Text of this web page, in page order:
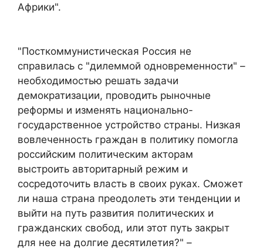
Африки".
"Посткоммунистическая Россия не
справилась с "дилеммой одновременности" –
необходимостью решать задачи
демократизации, проводить рыночные
реформы и изменять национально-
государственное устройство страны. Низкая
вовлеченность граждан в политику помогла
российским политическим акторам
выстроить авторитарный режим и
сосредоточить власть в своих руках. Сможет
ли наша страна преодолеть эти тенденции и
выйти на путь развития политических и
гражданских свобод, или этот путь закрыт
для нее на долгие десятилетия?" –